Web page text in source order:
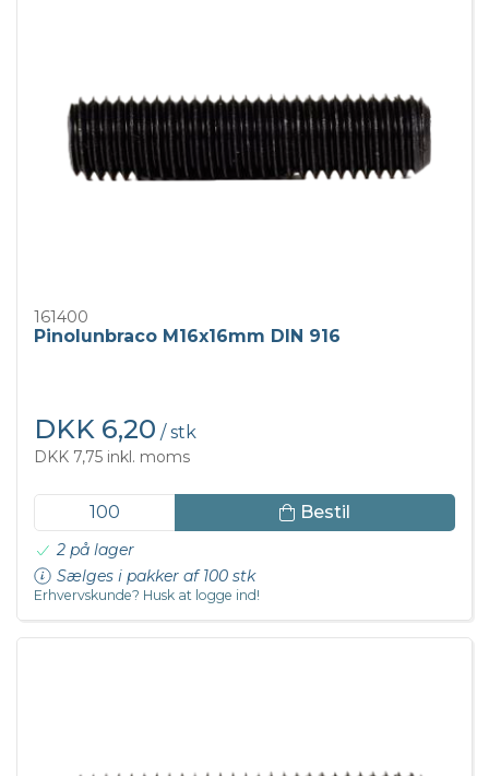
161400
Pinolunbraco M16x16mm DIN 916
DKK 6,20 / stk
DKK 7,75 inkl. moms
Bestil
2 på lager
Sælges i pakker af 100 stk
Erhvervskunde? Husk at logge ind!